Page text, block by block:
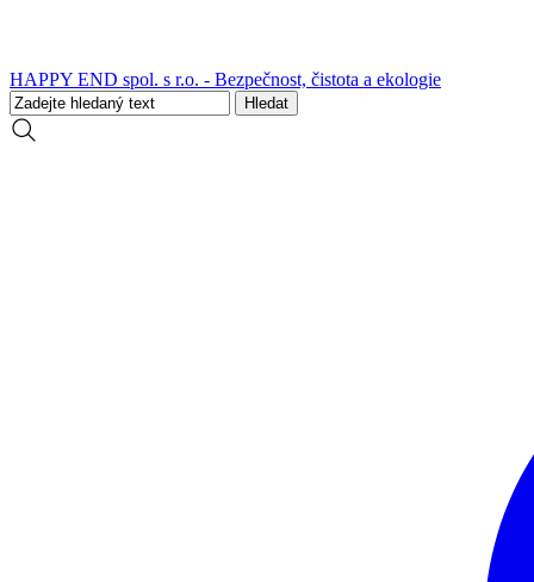
HAPPY END spol. s r.o. - Bezpečnost, čistota a ekologie